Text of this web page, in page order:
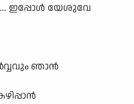
ഇപ്പോൾ യേശുവേ
ഞാൻ